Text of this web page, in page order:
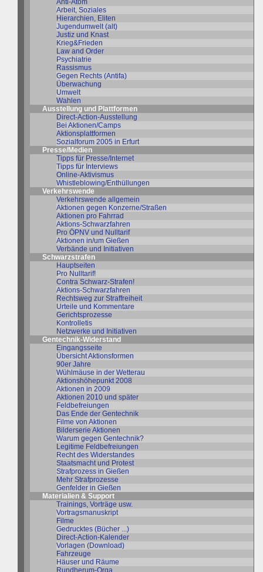
Anti-Atom
Arbeit, Soziales
Hierarchien, Eliten
Jugendumwelt (alt)
Justiz und Knast
Krieg&Frieden
Law and Order
Psychiatrie
Rassismus
Gegen Rechts (Antifa)
Überwachung
Umwelt
Wahlen
Ausstellung und Plattformen
Direct-Action-Ausstellung
Bei Aktionen/Camps
Aktionsplattformen
Sozialforum 2005 in Erfurt
Presse/Medien
Tipps für Presse/Internet
Tipps für Interviews
Online-Aktivismus
Whistleblowing/Enthüllungen
Verkehrswende
Verkehrswende allgemein
Aktionen gegen Konzerne/Straßen
Aktionen pro Fahrrad
Aktions-Schwarzfahren
Pro ÖPNV und Nulltarif
Aktionen in/um Gießen
Verbände und Initiativen
Schwarzstrafen
Hauptseiten
Pro Nulltarif!
Contra Schwarz-Strafen!
Aktions-Schwarzfahren
Rechtsweg zur Straffreiheit
Urteile und Kommentare
Gerichtsprozesse
Kontrolletis
Netzwerke und Initiativen
Gentechnik-Widerstand
Eingangsseite
Übersicht Aktionsformen
90er Jahre
Wühlmäuse in der Wetterau
Aktionshöhepunkt 2008
Aktionen in 2009
Aktionen 2010 und später
Feldbefreiungen
Das Ende der Gentechnik
Filme von Aktionen
Bilderserie Aktionen
Warum gegen Gentechnik?
Legitime Feldbefreiungen
Recht des Widerstandes
Staatsmacht und Protest
Strafprozess in Gießen
Mehr Strafprozesse
Genfelder in Gießen
Materialien & Support
Trainings, Vorträge usw.
Vortragsmanuskript
Filme
Gedrucktes (Bücher ...)
Direct-Action-Kalender
Vorlagen (Download)
Fahrzeuge
Häuser und Räume
Rundherum-Orga